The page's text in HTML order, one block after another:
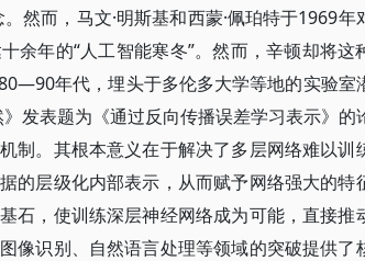
然而，马文·明斯基和西蒙·佩珀特于1969年
余年的“人工智能寒冬”。然而，辛顿却将这
年代，埋头于多伦多大学等地的实验室
发表题为《通过反向传播误差学习表示》的
制。其根本意义在于解决了多层网络难以训
的层级化内部表示，从而赋予网络强大的特
石，使训练深层神经网络成为可能，直接推
像识别、自然语言处理等领域的突破提供了